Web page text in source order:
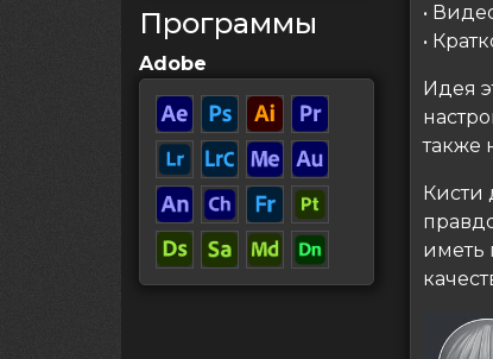
Программы
Adobe
•
•
Идея
также
Кисти
иметь